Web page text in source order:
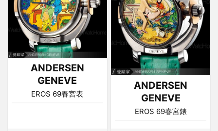
ANDERSEN
GENEVE
EROS 69春宮表
ANDERSEN
GENEVE
EROS 69春宮錶